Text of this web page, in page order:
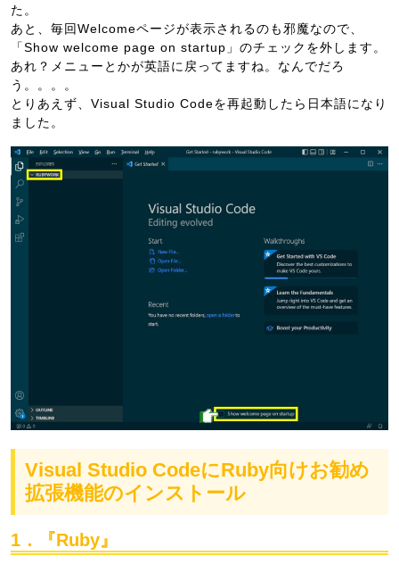
た。
あと、毎回Welcomeページが表示されるのも邪魔なので、
「Show welcome page on startup」のチェックを外します。
あれ？メニューとかが英語に戻ってますね。なんでだろ
う。。。。
とりあえず、Visual Studio Codeを再起動したら日本語になり
ました。
Visual Studio CodeにRuby向けお勧め
拡張機能のインストール
1．『Ruby』